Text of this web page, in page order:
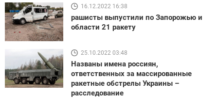
16.12.2022 16:38
рашисты выпустили по Запорожью и
области 21 ракету
25.10.2022 03:48
Названы имена россиян,
ответственных за массированные
ракетные обстрелы Украины –
расследование